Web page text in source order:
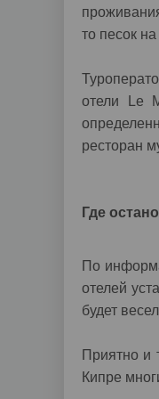
то песок
отели Le
ресторан
Где
По
отелей
будет
Приятно и
Кипре